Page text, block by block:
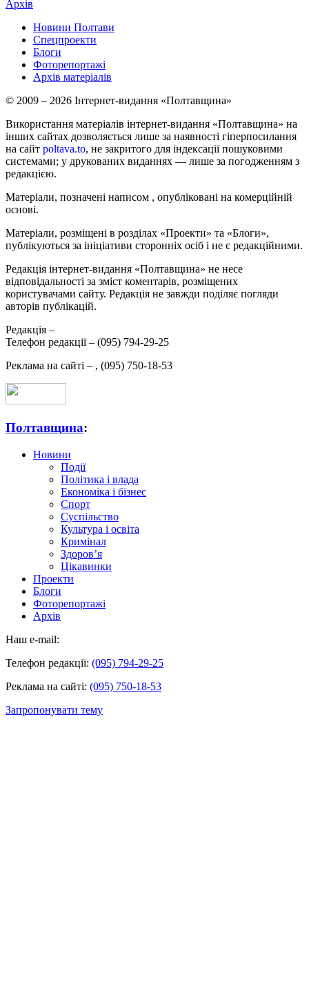
Архів
Новини Полтави
Спецпроекти
Блоги
Фоторепортажі
Архів матеріалів
© 2009 – 2026 Інтернет-видання «Полтавщина»
Використання матеріалів інтернет-видання «Полтавщина» на
інших сайтах дозволяється лише за наявності гіперпосилання
на сайт poltava.to, не закритого для індексації пошуковими
системами; у друкованих виданнях — лише за погодженням з
редакцією.
Матеріали, позначені написом , опубліковані на комерційній
основі.
Матеріали, розміщені в розділах «Проекти» та «Блоги»,
публікуються за ініціативи сторонніх осіб і не є редакційними.
Редакція інтернет-видання «Полтавщина» не несе
відповідальності за зміст коментарів, розміщених
користувачами сайту. Редакція не завжди поділяє погляди
авторів публікацій.
Редакція –
Телефон редакції – (095) 794-29-25
Реклама на сайті – , (095) 750-18-53
Полтавщина:
Новини
Події
Політика і влада
Економіка і бізнес
Спорт
Суспільство
Культура і освіта
Кримінал
Здоров’я
Цікавинки
Проекти
Блоги
Фоторепортажі
Архів
Наш e-mail:
Телефон редакції: (095) 794-29-25
Реклама на сайті: (095) 750-18-53
Запропонувати тему